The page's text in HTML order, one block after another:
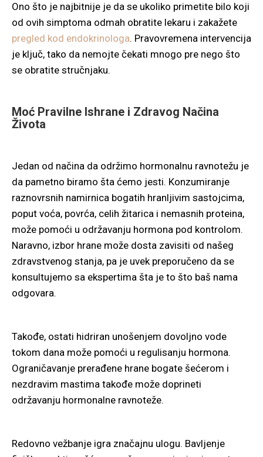
Ono što je najbitnije je da se ukoliko primetite bilo koji
od ovih simptoma odmah obratite lekaru i zakažete
pregled kod endokrinologa. Pravovremena intervencija
je ključ, tako da nemojte čekati mnogo pre nego što
se obratite stručnjaku.
Moć Pravilne Ishrane i Zdravog Načina
Života
Jedan od načina da održimo hormonalnu ravnotežu je
da pametno biramo šta ćemo jesti. Konzumiranje
raznovrsnih namirnica bogatih hranljivim sastojcima,
poput voća, povrća, celih žitarica i nemasnih proteina,
može pomoći u održavanju hormona pod kontrolom.
Naravno, izbor hrane može dosta zavisiti od našeg
zdravstvenog stanja, pa je uvek preporučeno da se
konsultujemo sa ekspertima šta je to što baš nama
odgovara.
Takođe, ostati hidriran unošenjem dovoljno vode
tokom dana može pomoći u regulisanju hormona.
Ograničavanje prerađene hrane bogate šećerom i
nezdravim mastima takođe može doprineti
održavanju hormonalne ravnoteže.
Redovno vežbanje igra značajnu ulogu. Bavljenje